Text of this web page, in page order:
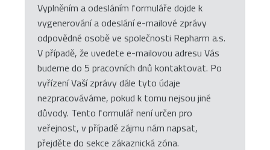
Vyplněním a odesláním formuláře dojde k
vygenerování a odeslání e-mailové zprávy
odpovědné osobě ve společnosti Repharm a.s.
V případě, že uvedete e-mailovou adresu Vás
budeme do 5 pracovních dnů kontaktovat. Po
vyřízení Vaší zprávy dále tyto údaje
nezpracováváme, pokud k tomu nejsou jiné
důvody. Tento formulář není určen pro
veřejnost, v případě zájmu nám napsat,
přejděte do sekce zákaznická zóna.